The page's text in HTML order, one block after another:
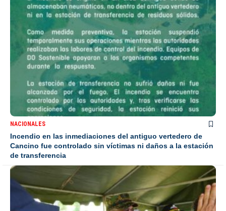
NACIONALES
Incendio en las inmediaciones del antiguo vertedero de
Cancino fue controlado sin víctimas ni daños a la estación
de transferencia